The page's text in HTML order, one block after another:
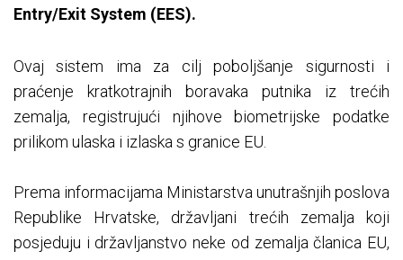
Еntry/Exit System (ЕЕS).
Ovaj sistem ima za cilj poboljšanje sigurnosti i
praćenje kratkotrajnih boravaka putnika iz trećih
zemalja, registrujući njihove biometrijske podatke
prilikom ulaska i izlaska s granice ЕU.
Prema informacijama Ministarstva unutrašnjih poslova
Republike Hrvatske, državljani trećih zemalja koji
posjeduju i državljanstvo neke od zemalja članica ЕU,